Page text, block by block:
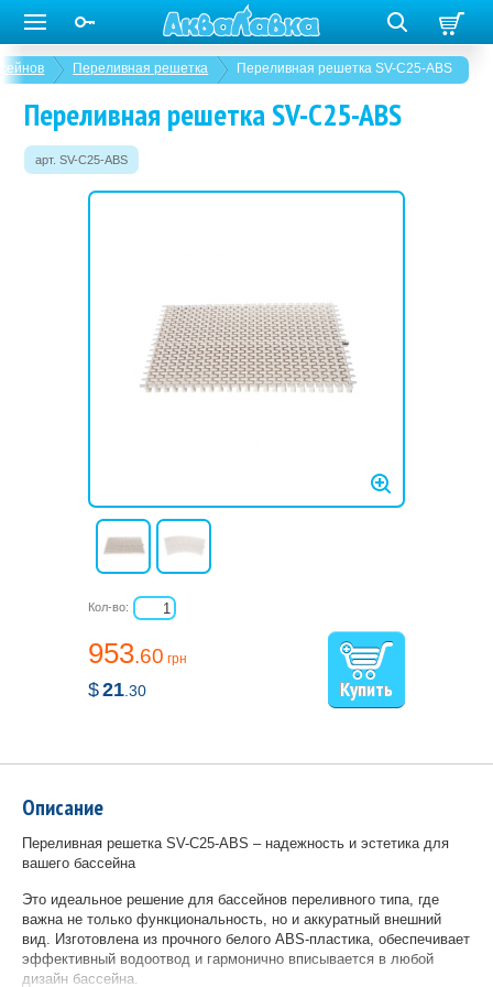
Переливная решетка Переливная решетка SV-C25-ABS
Переливная решетка SV-C25-ABS
арт. SV-C25-ABS
953.60 грн
$21 .30
Кол-во:
Описание
Переливная решетка SV-C25-ABS – надежность и эстетика для
вашего бассейна
Это идеальное решение для бассейнов переливного типа, где
важна не только функциональность, но и аккуратный внешний
вид. Изготовлена ​​из прочного белого ABS-пластика, обеспечивает
эффективный водоотвод и гармонично вписывается в любой
дизайн бассейна.